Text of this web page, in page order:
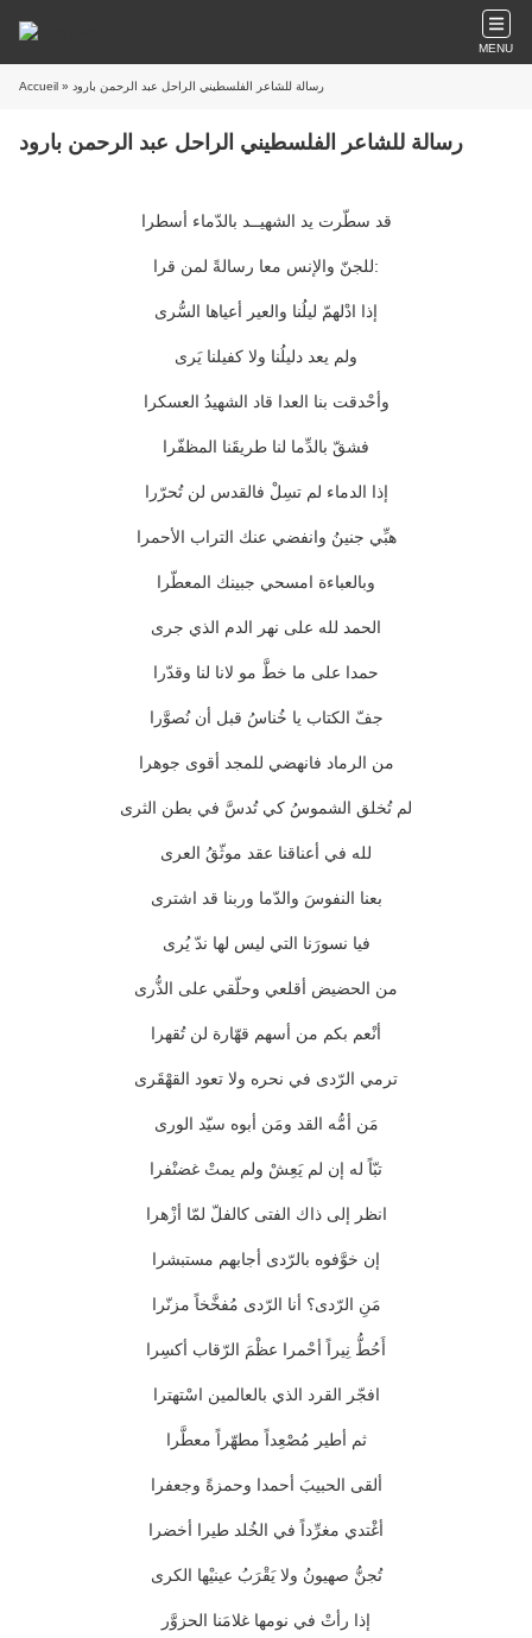
MENU
Accueil » رسالة للشاعر الفلسطيني الراحل عبد الرحمن بارود
رسالة للشاعر الفلسطيني الراحل عبد الرحمن بارود
قد سطّرت يد الشهيــد بالدّماء أسطرا
للجنّ والإنس معا رسالةً لمن قرا:
إذا ادْلهمّ ليلُنا والعير أعياها السُّرى
ولم يعد دليلُنا ولا كفيلنا يَرى
وأحْدقت بنا العدا قاد الشهيدُ العسكرا
فشقّ بالدِّما لنا طريقَنا المظفّرا
إذا الدماء لم تسِلْ فالقدس لن تُحرّرا
هبِّي جنينُ وانفضي عنك التراب الأحمرا
وبالعباءة امسحي جبينك المعطّرا
الحمد لله على نهر الدم الذي جرى
حمدا على ما خطَّ مو لانا لنا وقدّرا
جفّ الكتاب يا خُناسُ قبل أن نُصوَّرا
من الرماد فانهضي للمجد أقوى جوهرا
لم تُخلق الشموسُ كي تُدسَّ في بطن الثرى
لله في أعناقنا عقد موثّقُ العرى
بعنا النفوسَ والدّما وربنا قد اشترى
فيا نسورَنا التي ليس لها ندّ يُرى
من الحضيض أقلعي وحلّقي على الذُّرى
أنْعم بكم من أسهم قهّارة لن تُقهرا
ترمي الرّدى في نحره ولا تعود القهْقَرى
مَن أمُّه القد ومَن أبوه سيّد الورى
تبّاً له إن لم يَعِشْ ولم يمتْ غضنْفرا
انظر إلى ذاك الفتى كالفلّ لمّا أزْهرا
إن خوَّفوه بالرّدى أجابهم مستبشرا
مَنِ الرّدى؟ أنا الرّدى مُفخَّخاً مزنّرا
أَحُطُّ نِيراً أحْمرا عظْمَ الرّقاب أكسِرا
افجّر القرد الذي بالعالمين اسْتهترا
ثم أطير مُصْعِداً مطهّراً معطَّرا
ألقى الحبيبَ أحمدا وحمزةً وجعفرا
أغْتدي مغرِّداً في الخُلد طيرا أخضرا
تُجنُّ صهيونُ ولا يَقْرَبُ عينيْها الكرى
إذا رأتْ في نومها غلامَنا الحزوَّر